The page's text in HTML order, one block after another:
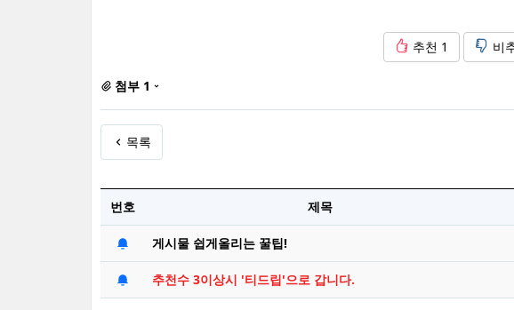
추천 1 비
첨부 1
목록
번호 제목
게시물 쉽게올리는 꿀팁!
추천수 3이상시 '티드립'으로 갑니다.